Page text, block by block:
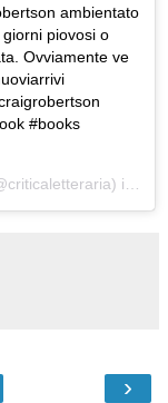
ambientato
piovosi o
Ovviamente ve
#books
›